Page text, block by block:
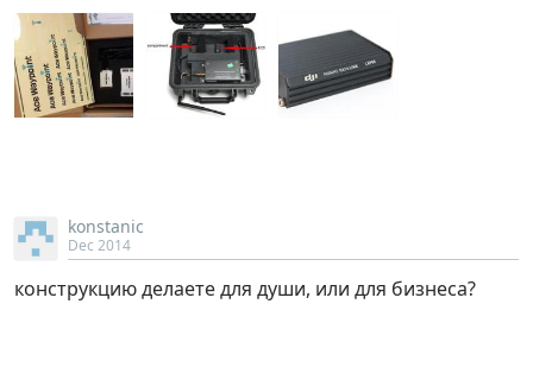
konstanic
Dec 2014
конструкцию делаете для души, или для бизнеса?